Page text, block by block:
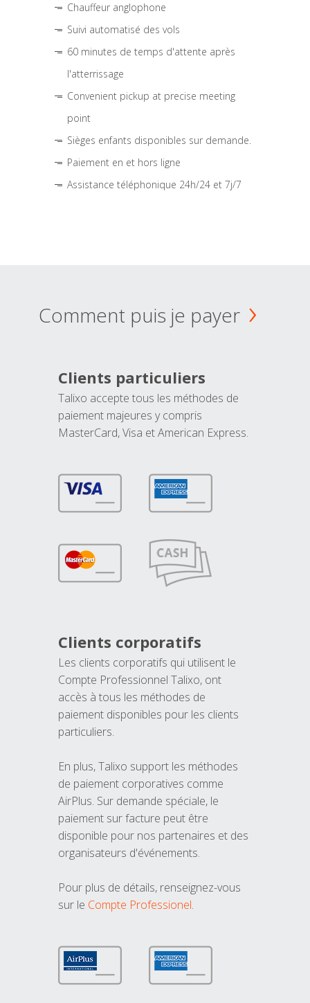
Chauffeur anglophone
Suivi automatisé des vols
60 minutes de temps d'attente après
l'atterrissage
Convenient pickup at precise meeting
point
Sièges enfants disponibles sur demande.
Paiement en et hors ligne
Assistance téléphonique 24h/24 et 7j/7
Comment puis je payer
Clients particuliers
Talixo accepte tous les méthodes de
paiement majeures y compris
MasterCard, Visa et American Express.
Clients corporatifs
Les clients corporatifs qui utilisent le
Compte Professionnel Talixo, ont
accès à tous les méthodes de
paiement disponibles pour les clients
particuliers.
En plus, Talixo support les méthodes
de paiement corporatives comme
AirPlus. Sur demande spéciale, le
paiement sur facture peut être
disponible pour nos partenaires et des
organisateurs d'événements.
Pour plus de détails, renseignez-vous
sur le Compte Professionel.